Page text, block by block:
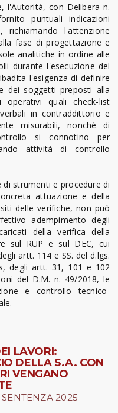
l'Autorità, con Delibera n.
puntuali indicazioni
richiamando l'attenzione
fase di progettazione e
analitiche in ordine alle
durante l'esecuzione del
l'esigenza di definire
dei soggetti preposti alla
operativi quali check-list
in contraddittorio e
misurabili, nonché di
si connotino per
attività di controllo
strumenti e procedure di
attuazione e della
delle verifiche, non può
adempimento degli
della verifica della
sul RUP e sul DEC, cui
artt. 114 e SS. del d.lgs.
degli artt. 31, 101 e 102
del D.M. n. 49/2018, le
e controllo tecnico-
LAVORI:
DELLA S.A. CON
VENGANO
2025